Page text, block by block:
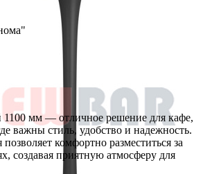
1100 мм — отличное решение для кафе,
важны стиль, удобство и надежность.
комфортно разместиться за
создавая приятную атмосферу для